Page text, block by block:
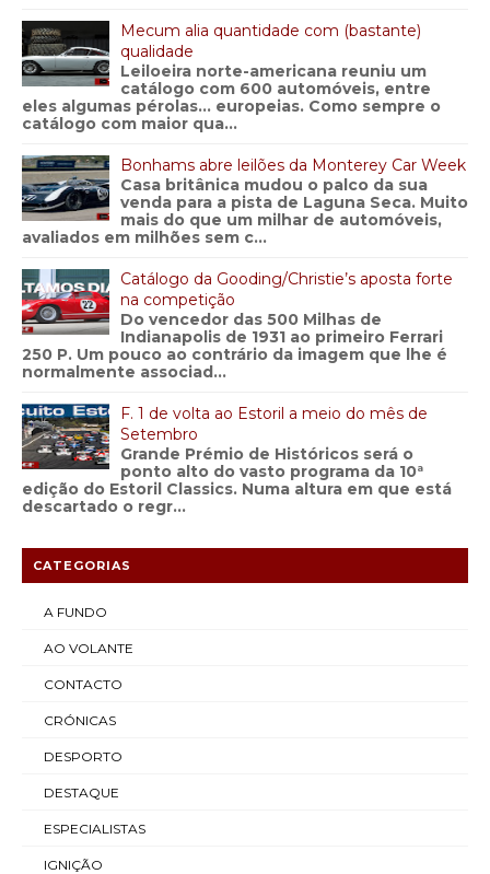
Mecum alia quantidade com (bastante)
qualidade
Leiloeira norte-americana reuniu um
catálogo com 600 automóveis, entre
eles algumas pérolas… europeias. Como sempre o
catálogo com maior qua...
Bonhams abre leilões da Monterey Car Week
Casa britânica mudou o palco da sua
venda para a pista de Laguna Seca. Muito
mais do que um milhar de automóveis,
avaliados em milhões sem c...
Catálogo da Gooding/Christie’s aposta forte
na competição
Do vencedor das 500 Milhas de
Indianapolis de 1931 ao primeiro Ferrari
250 P. Um pouco ao contrário da imagem que lhe é
normalmente associad...
F. 1 de volta ao Estoril a meio do mês de
Setembro
Grande Prémio de Históricos será o
ponto alto do vasto programa da 10ª
edição do Estoril Classics. Numa altura em que está
descartado o regr...
CATEGORIAS
A FUNDO
AO VOLANTE
CONTACTO
CRÓNICAS
DESPORTO
DESTAQUE
ESPECIALISTAS
IGNIÇÃO